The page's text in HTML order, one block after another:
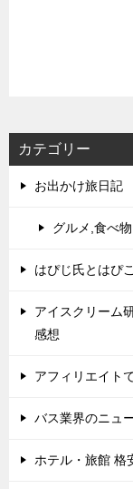
カテゴリー
お出かけ旅日記
グルメ,食べ物
はぴじ氏とはぴ
アイスクリーム
感想
アフィリエイト
バス業界のニュ
ホテル・旅館 格